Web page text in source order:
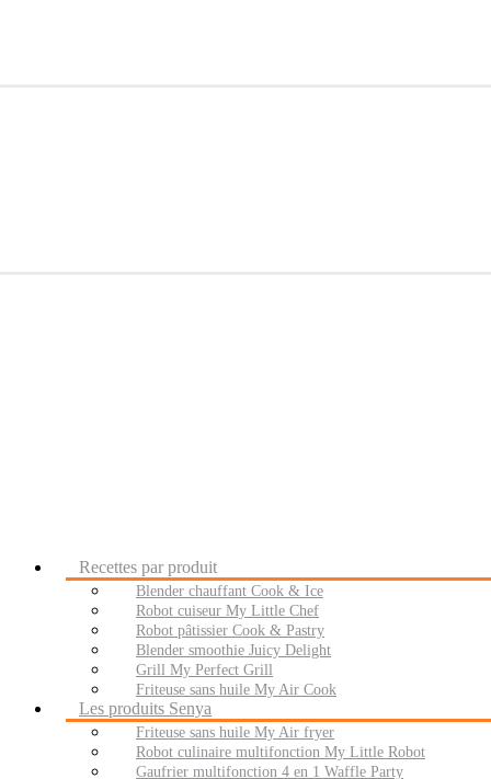
Recettes par produit
Blender chauffant Cook & Ice
Robot cuiseur My Little Chef
Robot pâtissier Cook & Pastry
Blender smoothie Juicy Delight
Grill My Perfect Grill
Friteuse sans huile My Air Cook
Les produits Senya
Friteuse sans huile My Air fryer
Robot culinaire multifonction My Little Robot
Gaufrier multifonction 4 en 1 Waffle Party